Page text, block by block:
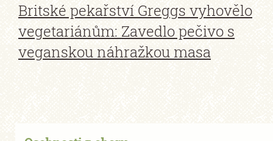
Britské pekařství Greggs vyhovělo
vegetariánům: Zavedlo pečivo s
veganskou náhražkou masa